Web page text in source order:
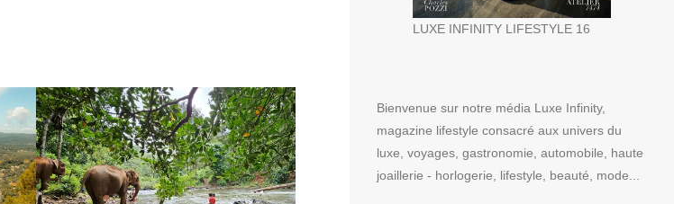
LUXE INFINITY LIFESTYLE 16
Bienvenue sur notre média Luxe Infinity,
magazine lifestyle consacré aux univers du
luxe, voyages, gastronomie, automobile, haute
joaillerie - horlogerie, lifestyle, beauté, mode...